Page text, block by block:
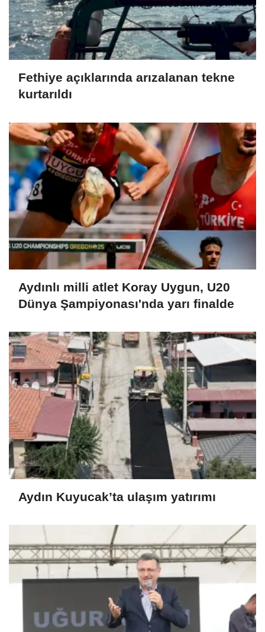
Fethiye açıklarında arızalanan tekne
kurtarıldı
Aydınlı milli atlet Koray Uygun, U20
Dünya Şampiyonası'nda yarı finalde
Aydın Kuyucak’ta ulaşım yatırımı